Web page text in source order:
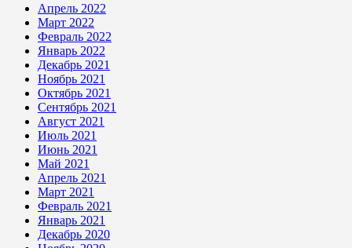
Апрель 2022
Март 2022
Февраль 2022
Январь 2022
Декабрь 2021
Ноябрь 2021
Октябрь 2021
Сентябрь 2021
Август 2021
Июль 2021
Июнь 2021
Май 2021
Апрель 2021
Март 2021
Февраль 2021
Январь 2021
Декабрь 2020